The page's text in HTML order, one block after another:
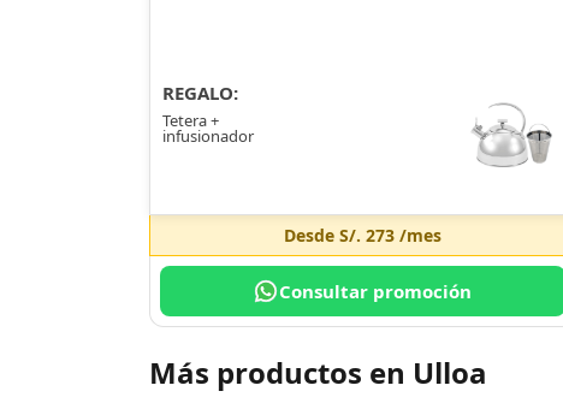
REGALO:
Tetera +
infusionador
Desde S/. 273/mes
Consultar promoción
Más productos en Ulloa